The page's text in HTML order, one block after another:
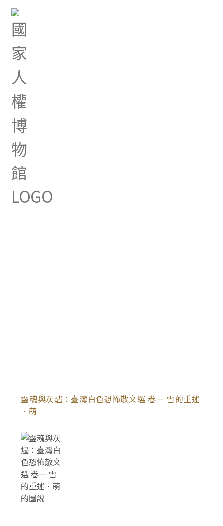
首頁
萌
靈魂與灰燼：臺灣白色恐怖散文
選 卷一 雪的重述•萌
靈魂與灰燼：臺灣白色恐怖散文選 卷一 雪的重述
•萌